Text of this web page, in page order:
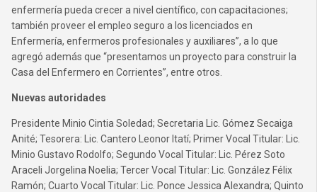
enfermería pueda crecer a nivel científico, con capacitaciones;
también proveer el empleo seguro a los licenciados en
Enfermería, enfermeros profesionales y auxiliares”, a lo que
agregó además que “presentamos un proyecto para construir la
Casa del Enfermero en Corrientes”, entre otros.
Nuevas autoridades
Presidente Minio Cintia Soledad; Secretaria Lic. Gómez Secaiga
Anité; Tesorera: Lic. Cantero Leonor Itatí; Primer Vocal Titular: Lic.
Minio Gustavo Rodolfo; Segundo Vocal Titular: Lic. Pérez Soto
Araceli Jorgelina Noelia; Tercer Vocal Titular: Lic. González Félix
Ramón; Cuarto Vocal Titular: Lic. Ponce Jessica Alexandra; Quinto